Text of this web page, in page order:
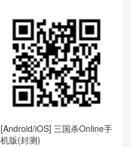
[Android/iOS] 三国杀Online手
机版(封测)